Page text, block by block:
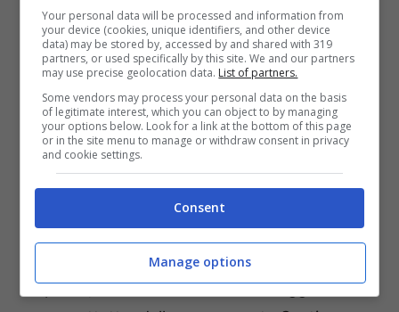
relativamente al personale in servizio e per
“procedere ad una puntuale ed analitica
verifica dei procedimenti e delle attribuzioni
attualmente in capo alle diverse strutture
(Settori) dell’Ente”. Ma ora le incognite
principali riguardano chi la gestione dei due
settori Lavori Pubblici e Urbanistica. La
governance dell’attuale dirigente Annunziata
Lanzillotta è finita più volte sul banco degli
imputati, anche all’interno della maggioranza
Your personal data will be processed and information from
your device (cookies, unique identifiers, and other device
data) may be stored by, accessed by and shared with 319
partners, or used specifically by this site. We and our partners
may use precise geolocation data. List of partners.
Some vendors may process your personal data on the basis
of legitimate interest, which you can object to by managing
your options below. Look for a link at the bottom of this page
or in the site menu to manage or withdraw consent in privacy
and cookie settings.
Consent
Manage options